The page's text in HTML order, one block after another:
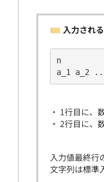
入力され
n
a_1 a_2
・ 1行目に、
・ 2行目に、
入力値最終行
文字列は標準